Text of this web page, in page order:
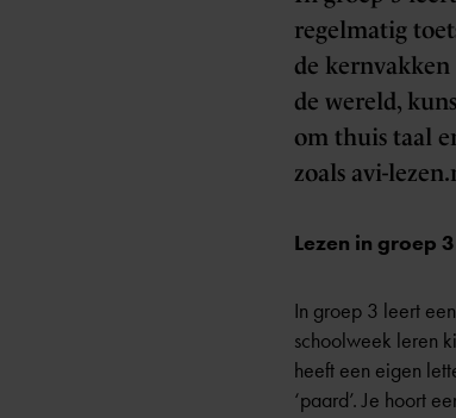
regelmatig
de
de wereld,
om thuis taal
zoals avi-
Lezen in groep 3
In groep 3 leert
schoolweek leren
heeft een eigen
‘paard’. Je hoort